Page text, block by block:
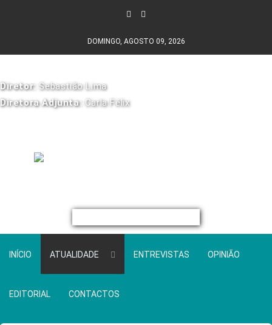
DOMINGO, AGOSTO 09, 2026
Diretor: Sebastião Lima
Diretora Adjunta: Carla Félix
INÍCIO ATUALIDADE ENTREVISTAS OPINIÃO
EDITORIAL CONTACTOS